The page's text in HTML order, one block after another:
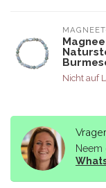
Nicht auf
Neem